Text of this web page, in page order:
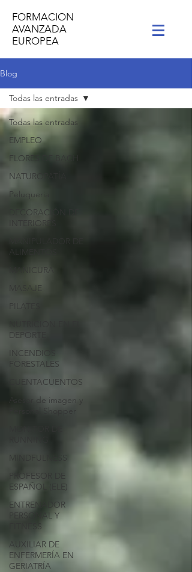
FORMACION
AVANZADA
EUROPEA
Blog
Todas las entradas
EMPLEO
FLORES DE BACH
NATUROPATÍA
Peluqueria
DECORACIÓN DE
INTERIORES
MANICURA
MASAJE
PILATES
DEPORTE
INCENDIOS
FORESTALES
CUENTACUENTOS
Asesor de imagen y
Personal Shopper
PROFESOR DE
ESPAÑOL (ELE)
ENTRENADOR
PERSONAL Y
FITNESS
AUXILIAR DE
ENFERMERÍA EN
GERIATRÍA
Todas las entradas